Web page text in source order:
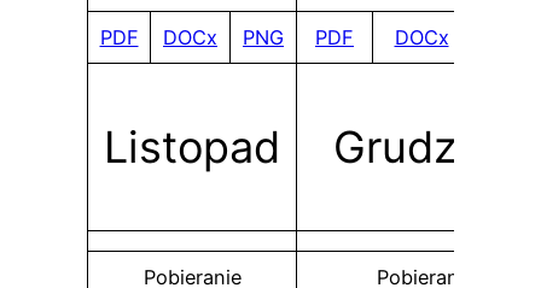
PDF DOCx PNG PDF DOCx
Listopad Grudzień
Pobieranie Pobieranie